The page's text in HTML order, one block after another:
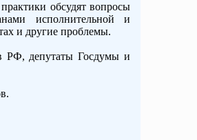
обсудят вопросы
исполнительной и
и другие проблемы.
РФ, депутаты Госдумы и